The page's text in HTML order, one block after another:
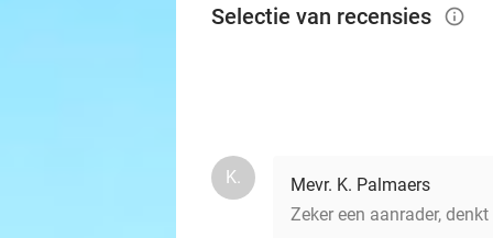
Selectie van recensies info_outlined
K.
Mevr. K. Palmaers
Zeker een aanrader,